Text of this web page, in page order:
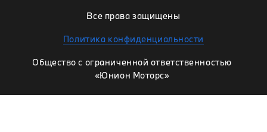
Все права защищены
Политика конфиденциальности
Общество с ограниченной ответственностью
«Юнион Моторс»